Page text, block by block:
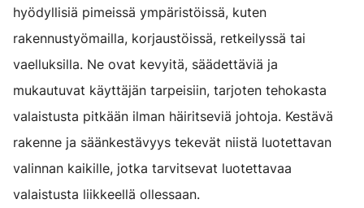
hyödyllisiä pimeissä ympäristöissä, kuten
rakennustyömailla, korjaustöissä, retkeilyssä tai
vaelluksilla. Ne ovat kevyitä, säädettäviä ja
mukautuvat käyttäjän tarpeisiin, tarjoten tehokasta
valaistusta pitkään ilman häiritseviä johtoja. Kestävä
rakenne ja säänkestävyys tekevät niistä luotettavan
valinnan kaikille, jotka tarvitsevat luotettavaa
valaistusta liikkeellä ollessaan.